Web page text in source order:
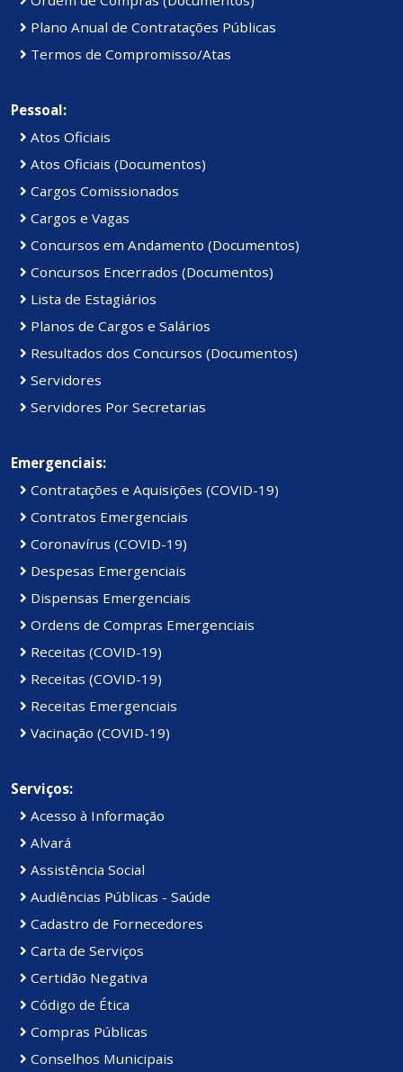
Plano Anual de Contratações Públicas
Termos de Compromisso/Atas
Pessoal:
Atos Oficiais
Atos Oficiais (Documentos)
Cargos Comissionados
Cargos e Vagas
Concursos em Andamento (Documentos)
Concursos Encerrados (Documentos)
Lista de Estagiários
Planos de Cargos e Salários
Resultados dos Concursos (Documentos)
Servidores
Servidores Por Secretarias
Emergenciais:
Contratações e Aquisições (COVID-19)
Contratos Emergenciais
Coronavírus (COVID-19)
Despesas Emergenciais
Dispensas Emergenciais
Ordens de Compras Emergenciais
Receitas (COVID-19)
Receitas (COVID-19)
Receitas Emergenciais
Vacinação (COVID-19)
Serviços:
Acesso à Informação
Alvará
Assistência Social
Audiências Públicas - Saúde
Cadastro de Fornecedores
Carta de Serviços
Certidão Negativa
Código de Ética
Compras Públicas
Conselhos Municipais